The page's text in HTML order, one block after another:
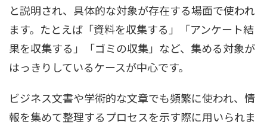
と説明され、具体的な対象が存在する場面で使われ
ます。たとえば「資料を収集する」「アンケート結
果を収集する」「ゴミの収集」など、集める対象が
はっきりしているケースが中心です。
ビジネス文書や学術的な文章でも頻繁に使われ、情
報を集めて整理するプロセスを示す際に用いられま